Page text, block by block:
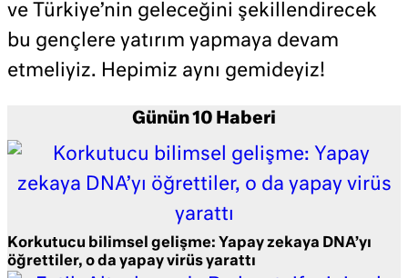
ve Türkiye’nin geleceğini şekillendirecek
bu gençlere yatırım yapmaya devam
etmeliyiz. Hepimiz aynı gemideyiz!
Günün 10 Haberi
Korkutucu bilimsel gelişme: Yapay zekaya DNA’yı
öğrettiler, o da yapay virüs yarattı